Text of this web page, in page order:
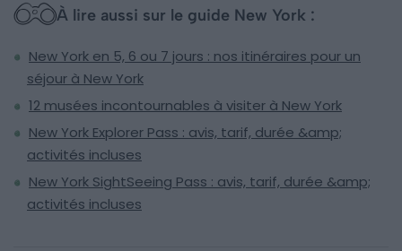
À lire aussi sur le guide New York :
New York en 5, 6 ou 7 jours : nos itinéraires pour un
séjour à New York
12 musées incontournables à visiter à New York
New York Explorer Pass : avis, tarif, durée &amp;
activités incluses
New York SightSeeing Pass : avis, tarif, durée &amp;
activités incluses